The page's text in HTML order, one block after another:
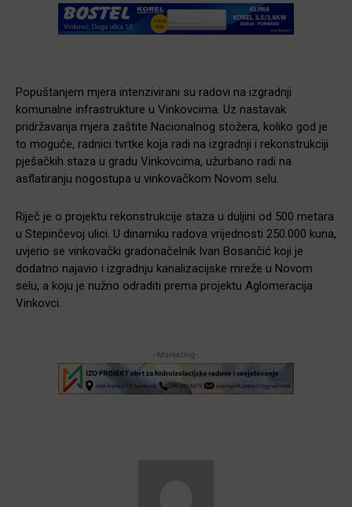
Popuštanjem mjera intenzivirani su radovi na izgradnji
komunalne infrastrukture u Vinkovcima. Uz nastavak
pridržavanja mjera zaštite Nacionalnog stožera, koliko god je
to moguće, radnici tvrtke koja radi na izgradnji i rekonstrukciji
pješačkih staza u gradu Vinkovcima, užurbano radi na
asflatiranju nogostupa u vinkovačkom Novom selu.
Riječ je o projektu rekonstrukcije staza u duljini od 500 metara
u Stepinčevoj ulici. U dinamiku radova vrijednosti 250.000 kuna,
uvjerio se vinkovački gradonačelnik Ivan Bosančić koji je
dodatno najavio i izgradnju kanalizacijske mreže u Novom
selu, a koju je nužno odraditi prema projektu Aglomeracija
Vinkovci.
-Marketing-